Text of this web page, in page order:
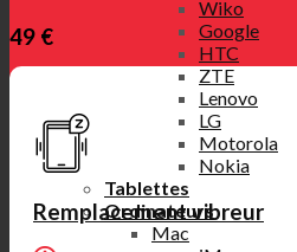
Wiko
Google
HTC
ZTE
Lenovo
LG
Motorola
Nokia
Tablettes
Ordinateurs
Mac
49 €
Remplacement vibreur